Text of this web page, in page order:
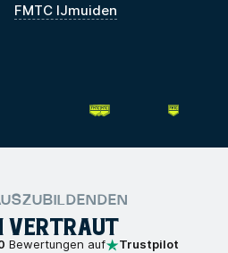
FMTC IJmuiden
VERTRAUT
Bewertungen auf Trustpilot